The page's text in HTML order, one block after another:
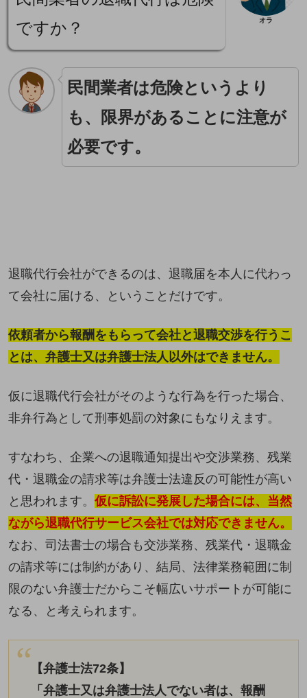
ですか？
オラ
民間業者は危険というより
も、限界があることに注意が
必要です。
退職代行会社ができるのは、退職届を本人に代わっ
て会社に届ける、ということだけです。
依頼者から報酬をもらって会社と退職交渉を行うこ
とは、弁護士又は弁護士法人以外はできません。
仮に退職代行会社がそのような行為を行った場合、
非弁行為として刑事処罰の対象にもなりえます。
すなわち、企業への退職通知提出や交渉業務、残業
代・退職金の請求等は弁護士法違反の可能性が高い
と思われます。 仮に訴訟に発展した場合には、当然
ながら退職代行サービス会社では対応できません。
なお、司法書士の場合も交渉業務、残業代・退職金
の請求等には制約があり、結局、法律業務範囲に制
限のない弁護士だからこそ幅広いサポートが可能に
なる、と考えられます。
【弁護士法72条】
「弁護士又は弁護士法人でない者は、報酬